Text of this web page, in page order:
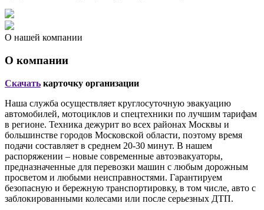
О нашей компании
О компании
Скачать карточку организации
Наша служба осуществляет круглосуточную эвакуацию
автомобилей, мотоциклов и спецтехники по лучшим тарифам
в регионе. Техника дежурит во всех районах Москвы и
большинстве городов Московской области, поэтому время
подачи составляет в среднем 20-30 минут. В нашем
распоряжении – новые современные автоэвакуаторы,
предназначенные для перевозки машин с любым дорожным
просветом и любыми неисправностями. Гарантируем
безопасную и бережную транспортировку, в том числе, авто с
заблокированными колесами или после серьезных ДТП.